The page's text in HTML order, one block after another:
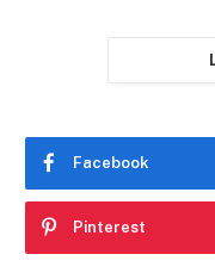
Facebook
Pinterest